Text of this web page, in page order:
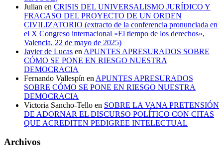
Julian en CRISIS DEL UNIVERSALISMO JURÍDICO Y
FRACASO DEL PROYECTO DE UN ORDEN
CIVILIZATORIO (extracto de la conferencia pronunciada en
el X Congreso internacional «El tiempo de los derechos»,
Valencia, 22 de mayo de 2025)
Javier de Lucas en APUNTES APRESURADOS SOBRE
CÓMO SE PONE EN RIESGO NUESTRA
DEMOCRACIA
Fernando Vallespín en APUNTES APRESURADOS
SOBRE CÓMO SE PONE EN RIESGO NUESTRA
DEMOCRACIA
Victoria Sancho-Tello en SOBRE LA VANA PRETENSIÓN
DE ADORNAR EL DISCURSO POLÍTICO CON CITAS
QUE ACREDITEN PEDIGREE INTELECTUAL
Archivos